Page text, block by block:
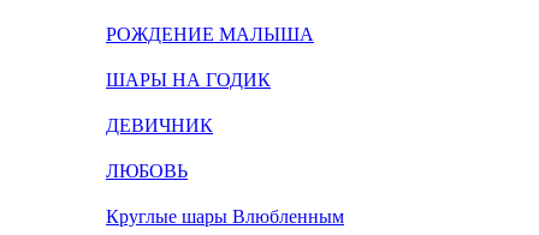
РОЖДЕНИЕ МАЛЫША
ШАРЫ НА ГОДИК
ДЕВИЧНИК
ЛЮБОВЬ
Круглые шары Влюбленным